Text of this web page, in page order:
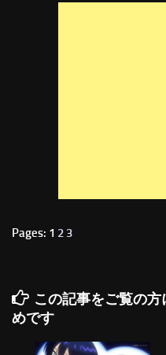
Pages: 1 2 3
この記事をご覧の
めです